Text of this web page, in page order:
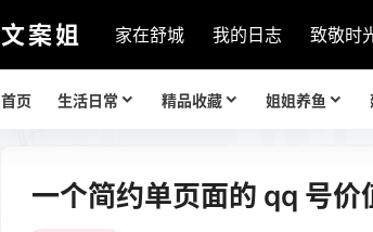
文案姐 家在舒城 我的日志 致敬时
首页 生活日常 精品收藏 姐姐养鱼
一个简约单页面的 qq 号价